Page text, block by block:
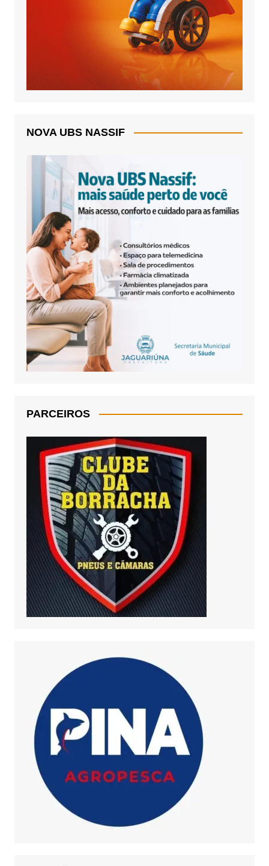
NOVA UBS NASSIF
PARCEIROS